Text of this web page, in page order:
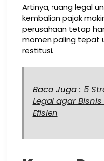
Artinya, ruang legal
kembalian pajak
perusahaan tetap
momen paling tepat
restitusi.
Baca Juga : 5
Legal agar
Efisien